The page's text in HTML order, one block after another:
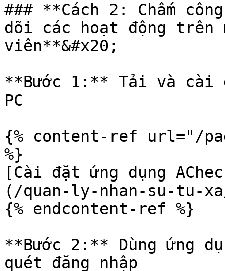
### **Cách 2: Chấm
dõi các hoạt động trên
viên**&#x20;
**Bước 1:** Tải và cài
PC
{% content-ref url="/
%}
[Cài đặt ứng dụng
(/quan-ly-nhan-su-tu-
{% endcontent-ref %}
**Bước 2:** Dùng ứng
quét đăng nhập